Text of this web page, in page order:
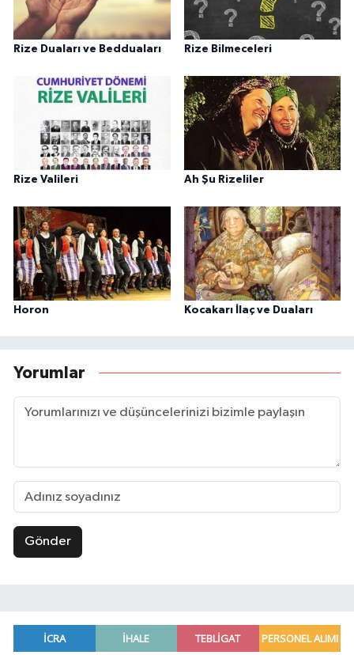
Rize Duaları ve Bedduaları Rize Bilmeceleri
Rize Valileri Ah Şu Rizeliler
Horon Kocakarı İlaç ve Duaları
Yorumlar
Gönder